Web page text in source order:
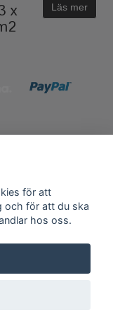
x
Läs mer
Anmäl
Sverige AB:
för att
och för att du ska
hos oss.